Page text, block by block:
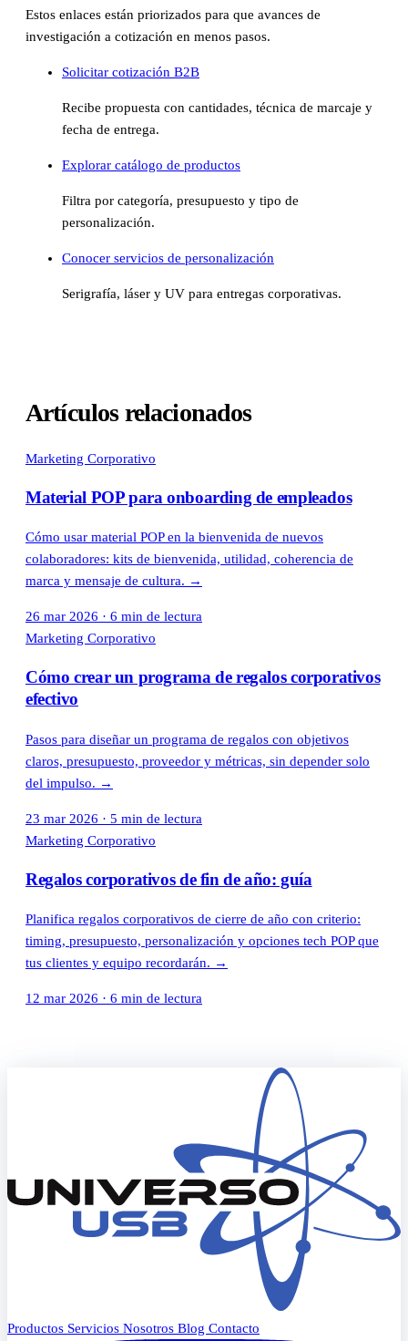
Estos enlaces están priorizados para que avances de
investigación a cotización en menos pasos.
Solicitar cotización B2B
Recibe propuesta con cantidades, técnica de marcaje y
fecha de entrega.
Explorar catálogo de productos
Filtra por categoría, presupuesto y tipo de
personalización.
Conocer servicios de personalización
Serigrafía, láser y UV para entregas corporativas.
Artículos relacionados
Marketing Corporativo
Material POP para onboarding de empleados
Cómo usar material POP en la bienvenida de nuevos
colaboradores: kits de bienvenida, utilidad, coherencia de
marca y mensaje de cultura. →
26 mar 2026 · 6 min de lectura
Marketing Corporativo
Cómo crear un programa de regalos corporativos
efectivo
Pasos para diseñar un programa de regalos con objetivos
claros, presupuesto, proveedor y métricas, sin depender solo
del impulso. →
23 mar 2026 · 5 min de lectura
Marketing Corporativo
Regalos corporativos de fin de año: guía
Planifica regalos corporativos de cierre de año con criterio:
timing, presupuesto, personalización y opciones tech POP que
tus clientes y equipo recordarán. →
12 mar 2026 · 6 min de lectura
Productos Servicios Nosotros Blog Contacto